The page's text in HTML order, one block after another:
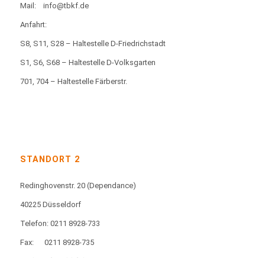
Mail: info@tbkf.de
Anfahrt:
S8, S11, S28 – Haltestelle D-Friedrichstadt
S1, S6, S68 – Haltestelle D-Volksgarten
701, 704 – Haltestelle Färberstr.
STANDORT 2
Redinghovenstr. 20 (Dependance)
40225 Düsseldorf
Telefon: 0211 8928-733
Fax: 0211 8928-735